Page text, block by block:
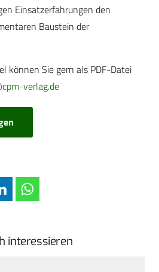
Einsatzerfahrungen den
Baustein der
können Sie gern als PDF-Datei
verlag.de
interessieren